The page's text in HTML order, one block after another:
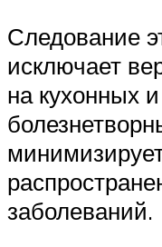
Следование
исключает
на кухонных
заболеваний.